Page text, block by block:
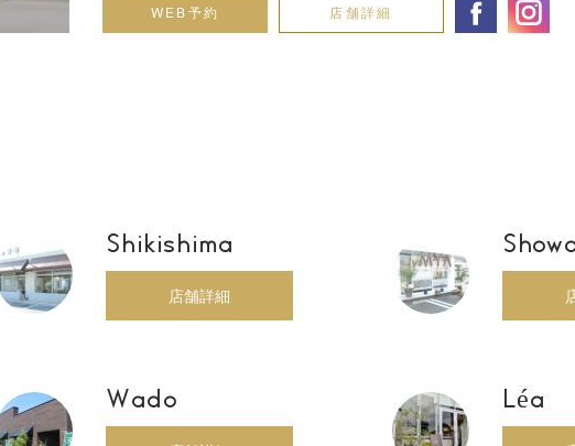
WEB予約 店舗詳細
Shikishima
店舗詳細
Wado Léa